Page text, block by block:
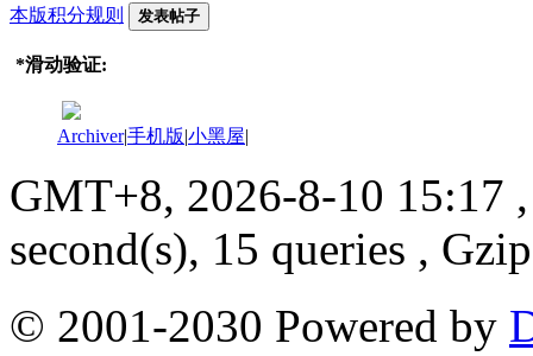
本版积分规则 发表帖子
*滑动验证:
Archiver|手机版|小黑屋|
GMT+8, 2026-8-10 15:17
second(s), 15 queries ,
© 2001-2030 Powered by